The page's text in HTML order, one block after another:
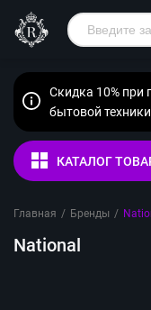
Скидка 10% при
бытовой
КАТАЛОГ
Главная / Бренды /
National